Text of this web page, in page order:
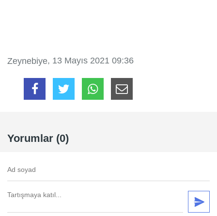
Zeynebiye, 13 Mayıs 2021 09:36
Yorumlar (0)